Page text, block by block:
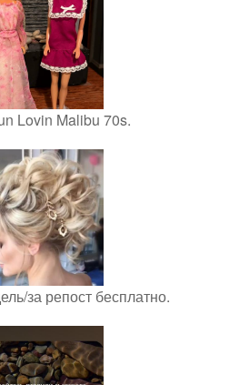
Lovin Malibu 70s.
за репост бесплатно.